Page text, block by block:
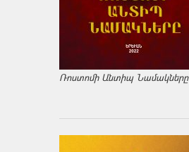
Ռոստոմի Անտիպ Նամակները